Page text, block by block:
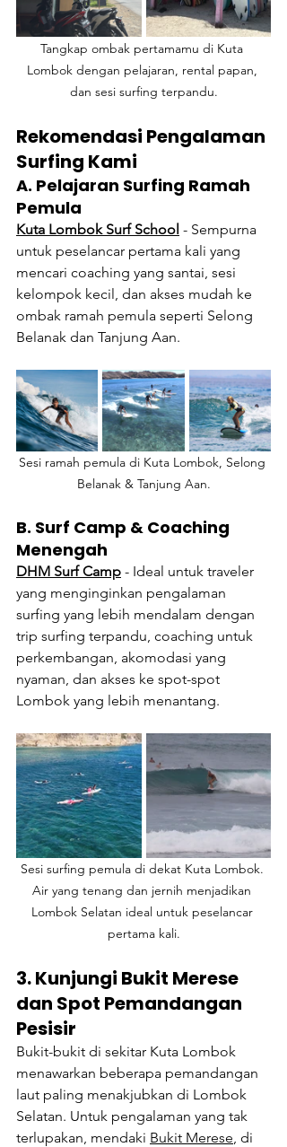
Tangkap ombak pertamamu di Kuta
Lombok dengan pelajaran, rental papan,
dan sesi surfing terpandu.
Rekomendasi Pengalaman
Surfing Kami
A. Pelajaran Surfing Ramah
Pemula
Kuta Lombok Surf School - Sempurna
untuk peselancar pertama kali yang
mencari coaching yang santai, sesi
kelompok kecil, dan akses mudah ke
ombak ramah pemula seperti Selong
Belanak dan Tanjung Aan.
Sesi ramah pemula di Kuta Lombok, Selong
Belanak & Tanjung Aan.
B. Surf Camp & Coaching
Menengah
DHM Surf Camp - Ideal untuk traveler
yang menginginkan pengalaman
surfing yang lebih mendalam dengan
trip surfing terpandu, coaching untuk
perkembangan, akomodasi yang
nyaman, dan akses ke spot-spot
Lombok yang lebih menantang.
Sesi surfing pemula di dekat Kuta Lombok.
Air yang tenang dan jernih menjadikan
Lombok Selatan ideal untuk peselancar
pertama kali.
3. Kunjungi Bukit Merese
dan Spot Pemandangan
Pesisir
Bukit-bukit di sekitar Kuta Lombok
menawarkan beberapa pemandangan
laut paling menakjubkan di Lombok
Selatan. Untuk pengalaman yang tak
terlupakan, mendaki Bukit Merese , di